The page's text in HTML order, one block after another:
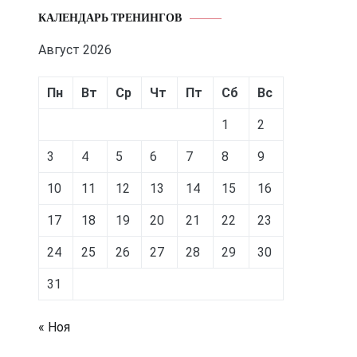
КАЛЕНДАРЬ ТРЕНИНГОВ
Август 2026
Пн Вт Ср Чт Пт Сб Вс
1 2
3 4 5 6 7 8 9
10 11 12 13 14 15 16
17 18 19 20 21 22 23
24 25 26 27 28 29 30
31
« Ноя